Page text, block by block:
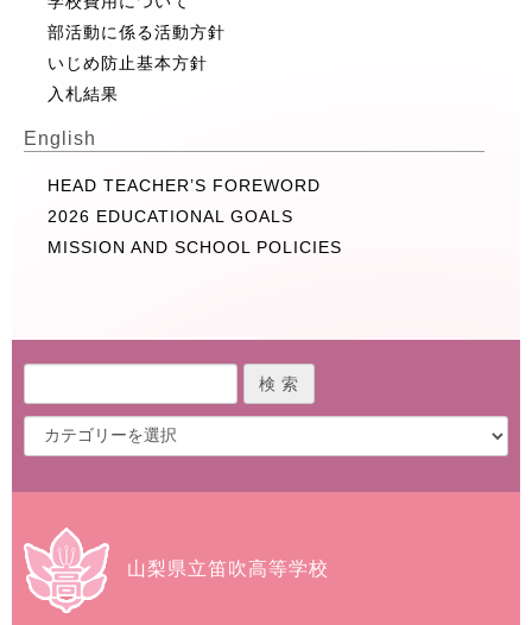
部活動に係る活動方針
いじめ防止基本方針
入札結果
English
HEAD TEACHER’S FOREWORD
2026 EDUCATIONAL GOALS
MISSION AND SCHOOL POLICIES
山梨県立笛吹高等学校